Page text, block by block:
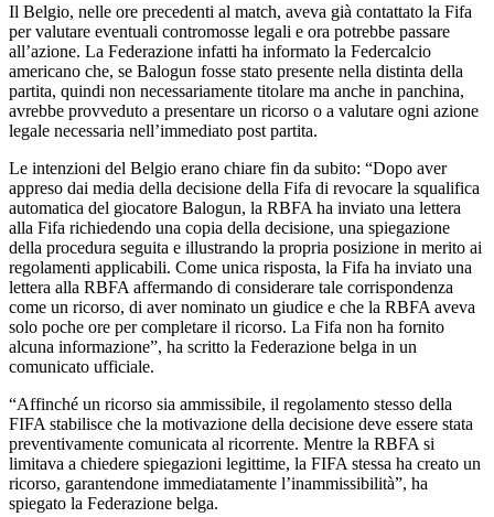
Il Belgio, nelle ore precedenti al match, aveva già contattato la Fifa
per valutare eventuali contromosse legali e ora potrebbe passare
all’azione. La Federazione infatti ha informato la Federcalcio
americano che, se Balogun fosse stato presente nella distinta della
partita, quindi non necessariamente titolare ma anche in panchina,
avrebbe provveduto a presentare un ricorso o a valutare ogni azione
legale necessaria nell’immediato post partita.
Le intenzioni del Belgio erano chiare fin da subito: “Dopo aver
appreso dai media della decisione della Fifa di revocare la squalifica
automatica del giocatore Balogun, la RBFA ha inviato una lettera
alla Fifa richiedendo una copia della decisione, una spiegazione
della procedura seguita e illustrando la propria posizione in merito ai
regolamenti applicabili. Come unica risposta, la Fifa ha inviato una
lettera alla RBFA affermando di considerare tale corrispondenza
come un ricorso, di aver nominato un giudice e che la RBFA aveva
solo poche ore per completare il ricorso. La Fifa non ha fornito
alcuna informazione”, ha scritto la Federazione belga in un
comunicato ufficiale.
“Affinché un ricorso sia ammissibile, il regolamento stesso della
FIFA stabilisce che la motivazione della decisione deve essere stata
preventivamente comunicata al ricorrente. Mentre la RBFA si
limitava a chiedere spiegazioni legittime, la FIFA stessa ha creato un
ricorso, garantendone immediatamente l’inammissibilità”, ha
spiegato la Federazione belga.